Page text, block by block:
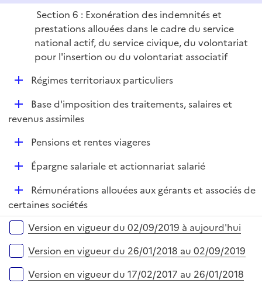
Section 6 : Exonération des indemnités et
prestations allouées dans le cadre du service
national actif, du service civique, du volontariat
pour l'insertion ou du volontariat associatif
D
l
Régimes territoriaux particuliers
D
é
Base d'imposition des traitements, salaires et
revenus assimiles
D
e
r
Pensions et rentes viageres
D
l
e
r
Épargne salariale et actionnariat salarié
D
é
p
e
r
Rémunérations allouées aux gérants et associés de
certaines sociétés
Versions sur la période
Version en vigueur du 02/09/2019 à aujourd'hui
Version en vigueur du 26/01/2018 au 02/09/2019
Version en vigueur du 17/02/2017 au 26/01/2018